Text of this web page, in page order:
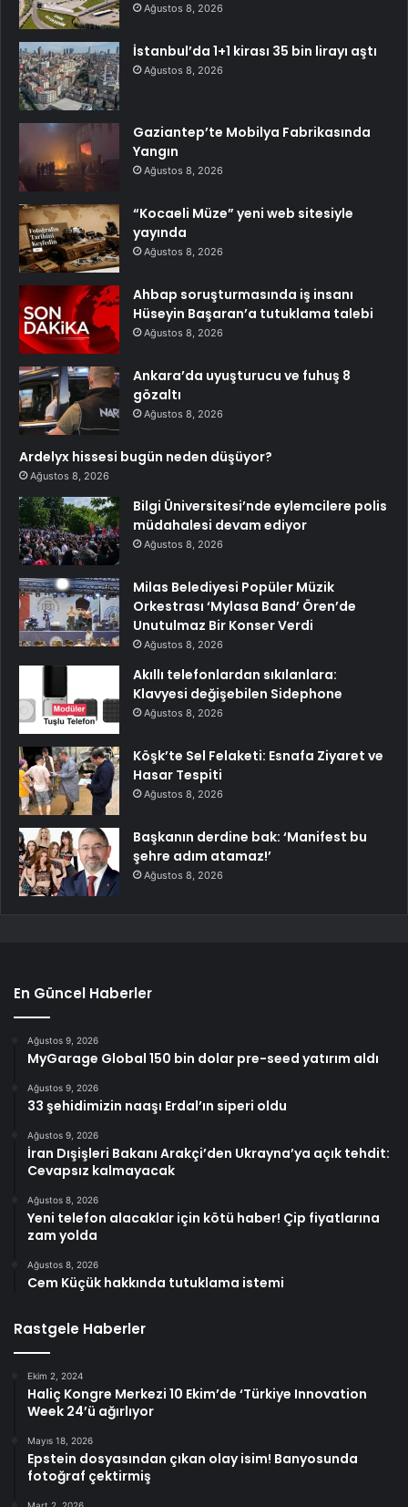
Ağustos 8, 2026
İstanbul’da 1+1 kirası 35 bin lirayı aştı
Ağustos 8, 2026
Gaziantep’te Mobilya Fabrikasında
Yangın
Ağustos 8, 2026
“Kocaeli Müze” yeni web sitesiyle
yayında
Ağustos 8, 2026
Ahbap soruşturmasında iş insanı
Hüseyin Başaran’a tutuklama talebi
Ağustos 8, 2026
Ankara’da uyuşturucu ve fuhuş 8
gözaltı
Ağustos 8, 2026
Ardelyx hissesi bugün neden düşüyor?
Ağustos 8, 2026
Bilgi Üniversitesi’nde eylemcilere polis
müdahalesi devam ediyor
Ağustos 8, 2026
Milas Belediyesi Popüler Müzik
Orkestrası ‘Mylasa Band’ Ören’de
Unutulmaz Bir Konser Verdi
Ağustos 8, 2026
Akıllı telefonlardan sıkılanlara:
Klavyesi değişebilen Sidephone
Ağustos 8, 2026
Köşk’te Sel Felaketi: Esnafa Ziyaret ve
Hasar Tespiti
Ağustos 8, 2026
Başkanın derdine bak: ‘Manifest bu
şehre adım atamaz!’
Ağustos 8, 2026
En Güncel Haberler
Ağustos 9, 2026
MyGarage Global 150 bin dolar pre-seed yatırım aldı
Ağustos 9, 2026
33 şehidimizin naaşı Erdal’ın siperi oldu
Ağustos 9, 2026
İran Dışişleri Bakanı Arakçi’den Ukrayna’ya açık tehdit:
Cevapsız kalmayacak
Ağustos 8, 2026
Yeni telefon alacaklar için kötü haber! Çip fiyatlarına
zam yolda
Ağustos 8, 2026
Cem Küçük hakkında tutuklama istemi
Rastgele Haberler
Ekim 2, 2024
Haliç Kongre Merkezi 10 Ekim’de ‘Türkiye Innovation
Week 24’ü ağırlıyor
Mayıs 18, 2026
Epstein dosyasından çıkan olay isim! Banyosunda
fotoğraf çektirmiş